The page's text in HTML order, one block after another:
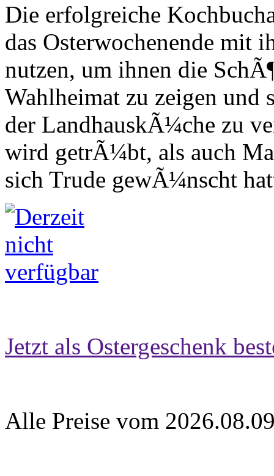
Die erfolgreiche
das Osterwochenende mit
nutzen, um ihnen die
Wahlheimat zu zeigen und
der LandhauskÃ¼che zu
wird getrÃ¼bt, als auch
sich Trude gewÃ¼nscht
Jetzt als Ostergeschenk
Alle Preise vom